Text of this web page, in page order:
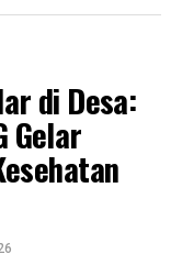
UNG Eduart
Ke Korban
di Desa:
Gelar